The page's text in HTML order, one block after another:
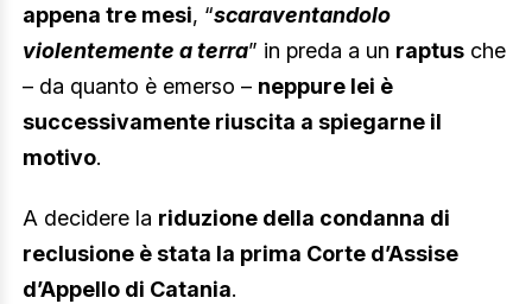
appena tre mesi, “scaraventandolo
violentemente a terra” in preda a un raptus che
– da quanto è emerso – neppure lei è
successivamente riuscita a spiegarne il
motivo.
A decidere la riduzione della condanna di
reclusione è stata la prima Corte d’Assise
d’Appello di Catania.